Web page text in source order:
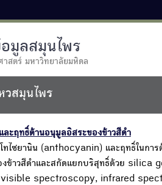
มูลสมุนไพร
าสตร์ มหาวิทยาลัยมหิดล
วสมุนไพร
ละฤทธิ์ต้านอนุมูลอิสระของข้าวสีดำ
โทไซยานิน (anthocyanin) และฤทธิ์ในกา
งข้าวสีดำและสกัดแยกบริสุทธิ์ด้วย
spectroscopy, infrared